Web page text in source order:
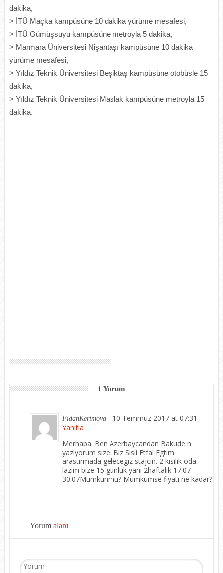
dakika,
> İTÜ Maçka kampüsüne 10 dakika yürüme mesafesi,
> İTÜ Gümüşsuyu kampüsüne metroyla 5 dakika,
> Marmara Üniversitesi Nişantaşı kampüsüne 10 dakika
yürüme mesafesi,
> Yıldız Teknik Üniversitesi Beşiktaş kampüsüne otobüsle 15
dakika,
> Yıldız Teknik Üniversitesi Maslak kampüsüne metroyla 15
dakika,
1 Yorum
FidanKerimova- 10 Temmuz 2017 at 07:31 -
Yanıtla
Merhaba. Ben Azerbaycandan Bakude n
yaziyorum size. Biz Sisli Etfal Egtim
arastirmada gelecegiz stajcin. 2 kisilik oda
lazim bize 15 gunluk yani 2haftalik 17.07-
30.07Mumkunmu? Mumkumse fiyati ne kadar?
Yorum alanı